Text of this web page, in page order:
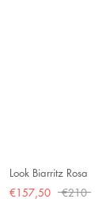
Look Biarritz Rosa
€157,50
€210